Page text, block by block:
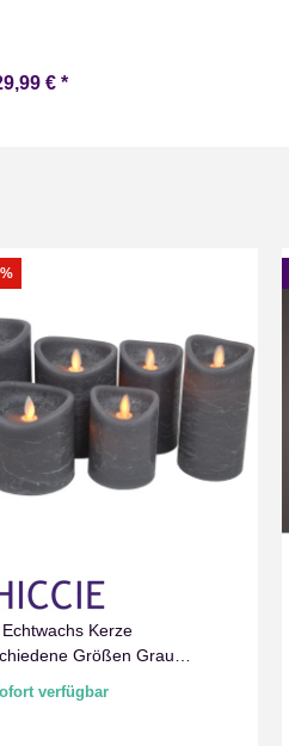
€ *
Echtwachs Kerze
Größen Grau
Flammenlos mit
Flacker Technik Timer
verfügbar